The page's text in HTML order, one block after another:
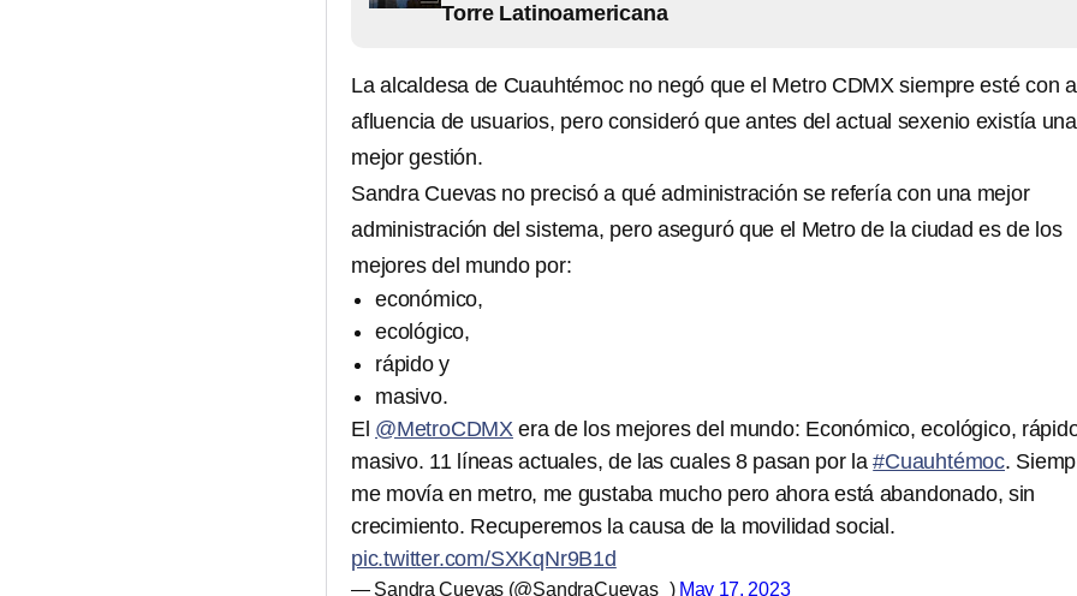
Torre Latinoamericana
La alcaldesa de Cuauhtémoc no negó que el Metro CDMX siempre esté con
afluencia de usuarios, pero consideró que antes del actual sexenio existía una
mejor gestión.
Sandra Cuevas no precisó a qué administración se refería con una mejor
administración del sistema, pero aseguró que el Metro de la ciudad es de los
mejores del mundo por:
económico,
ecológico,
rápido y
masivo.
El @MetroCDMX era de los mejores del mundo: Económico, ecológico,
masivo. 11 líneas actuales, de las cuales 8 pasan por la#Cuauhtémoc.
me movía en metro, me gustaba mucho pero ahora está abandonado, sin
crecimiento. Recuperemos la causa de la movilidad social.
pic.twitter.com/SXKqNr9B1d
— Sandra Cuevas (@SandraCuevas_) May 17, 2023